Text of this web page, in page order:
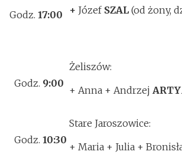
Godz.17:00
+ JózefSZAL(od żony,
Godz. 9:00
Żeliszów:
+ Anna + Andrzej
Godz.10:30
Stare Jaroszowice:
+ Maria + Julia +